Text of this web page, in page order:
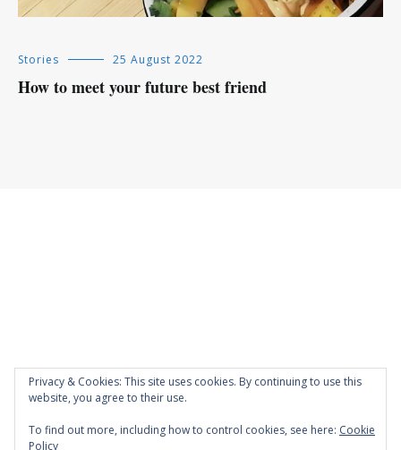
Stories 25 August 2022
How to meet your future best friend
Privacy & Cookies: This site uses cookies. By continuing to use this
website, you agree to their use.
To find out more, including how to control cookies, see here: Cookie
Policy